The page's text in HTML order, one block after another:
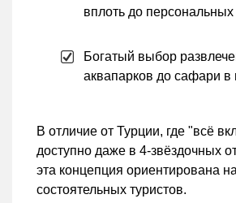
вплоть до персональных
Богатый выбор
аквапарков до сафари в
В отличие от Турции, где "всё
доступно даже в 4-звёздочных
эта концепция ориентирована на
состоятельных туристов.